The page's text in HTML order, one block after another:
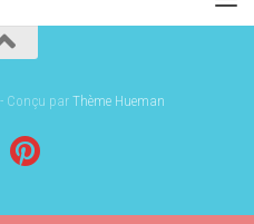
- Conçu parThème Hueman